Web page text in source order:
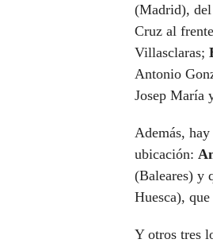
(Madrid), del
Cruz al
Villasclaras;
Antonio
Josep María
Además,
ubicación:
(Baleares) y
Huesca),
Y otros tres